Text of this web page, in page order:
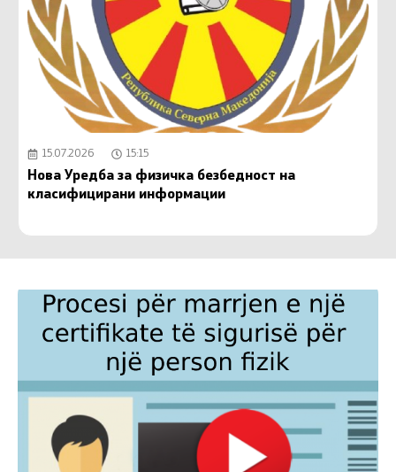
15.07.2026 15:15
Нова Уредба за физичка безбедност на
класифицирани информации